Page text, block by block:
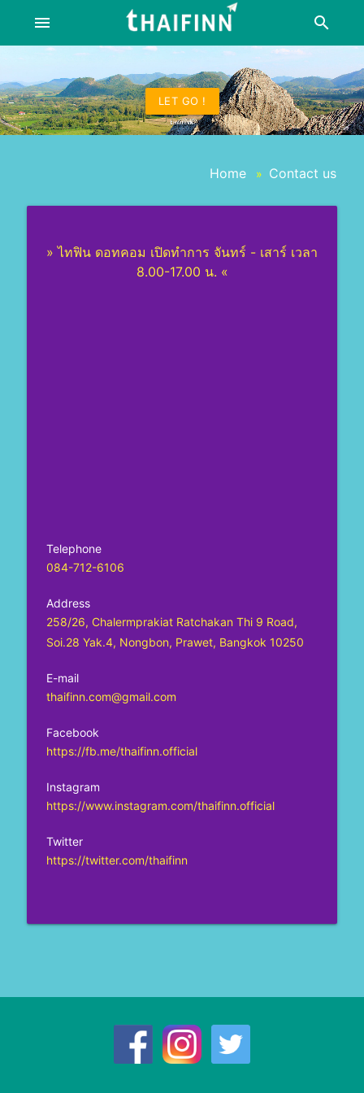
menu search
LET GO !
Home » Contact us
» ไทฟิน ดอทคอม เปิดทำการ จันทร์ - เสาร์ เวลา
8.00-17.00 น. «
Telephone
084-712-6106
Address
258/26, Chalermprakiat Ratchakan Thi 9 Road,
Soi.28 Yak.4, Nongbon, Prawet, Bangkok 10250
E-mail
thaifinn.com@gmail.com
Facebook
https://fb.me/thaifinn.official
Instagram
https://www.instagram.com/thaifinn.official
Twitter
https://twitter.com/thaifinn